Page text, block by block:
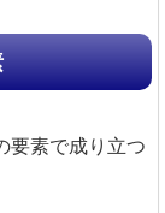
要素で成り立つ